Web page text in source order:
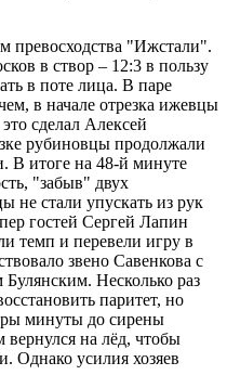
превосходства "Ижстали".
в створ – 12:3 в пользу
в поте лица. В паре
в начале отрезка ижевцы
сделал Алексей
рубиновцы продолжали
В итоге на 48-й минуте
"забыв" двух
не стали упускать из рук
гостей Сергей Лапин
темп и перевели игру в
звено Савенкова с
Несколько раз
паритет, но
минуты до сирены
вернулся на лёд, чтобы
Однако усилия хозяев